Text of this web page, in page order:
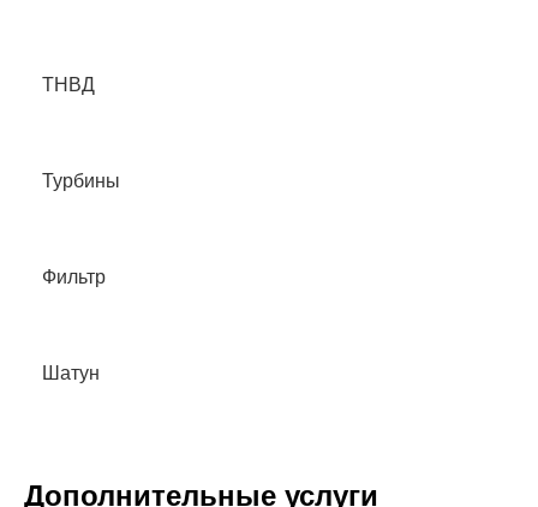
ТНВД
Турбины
Фильтр
Шатун
Дополнительные услуги